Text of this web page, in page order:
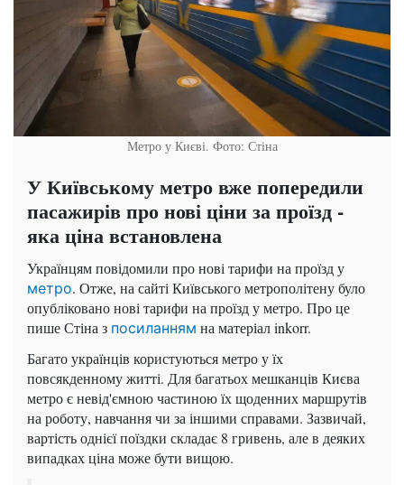
Метро у Києві. Фото: Стіна
У Київському метро вже попередили
пасажирів про нові ціни за проїзд -
яка ціна встановлена
Українцям повідомили про нові тарифи на проїзд у
метро. Отже, на сайті Київського метрополітену було
опубліковано нові тарифи на проїзд у метро. Про це
пише Стіна з посиланням на матеріал inkorr.
Багато українців користуються метро у їх
повсякденному житті. Для багатьох мешканців Києва
метро є невід'ємною частиною їх щоденних маршрутів
на роботу, навчання чи за іншими справами. Зазвичай,
вартість однієї поїздки складає 8 гривень, але в деяких
випадках ціна може бути вищою.